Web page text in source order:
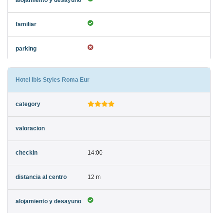
Hotel Ibis Styles Roma Eur
14:00
12 m